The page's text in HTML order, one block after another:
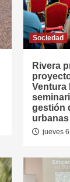
Sociedad
Rivera
Ventura
gestión
urbanas
jueves